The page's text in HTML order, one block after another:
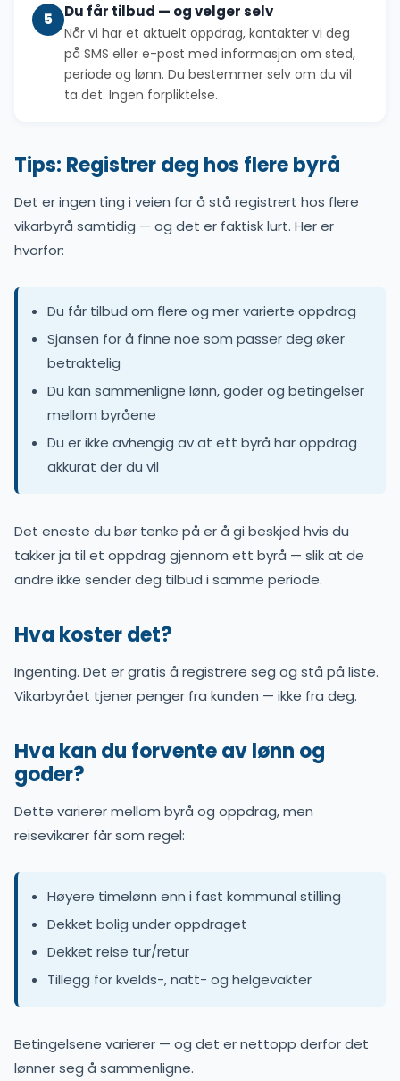
5 Du får tilbud — og velger selv
Når vi har et aktuelt oppdrag, kontakter vi deg
på SMS eller e-post med informasjon om sted,
periode og lønn. Du bestemmer selv om du vil
ta det. Ingen forpliktelse.
Tips: Registrer deg hos flere byrå
Det er ingen ting i veien for å stå registrert hos flere
vikarbyrå samtidig — og det er faktisk lurt. Her er
hvorfor:
Du får tilbud om flere og mer varierte oppdrag
Sjansen for å finne noe som passer deg øker
betraktelig
Du kan sammenligne lønn, goder og betingelser
mellom byråene
Du er ikke avhengig av at ett byrå har oppdrag
akkurat der du vil
Det eneste du bør tenke på er å gi beskjed hvis du
takker ja til et oppdrag gjennom ett byrå — slik at de
andre ikke sender deg tilbud i samme periode.
Hva koster det?
Ingenting. Det er gratis å registrere seg og stå på liste.
Vikarbyrået tjener penger fra kunden — ikke fra deg.
Hva kan du forvente av lønn og
goder?
Dette varierer mellom byrå og oppdrag, men
reisevikarer får som regel:
Høyere timelønn enn i fast kommunal stilling
Dekket bolig under oppdraget
Dekket reise tur/retur
Tillegg for kvelds-, natt- og helgevakter
Betingelsene varierer — og det er nettopp derfor det
lønner seg å sammenligne.